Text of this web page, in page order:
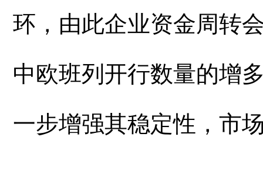
环，由此企业资金周转
中欧班列开行数量的增
一步增强其稳定性，市